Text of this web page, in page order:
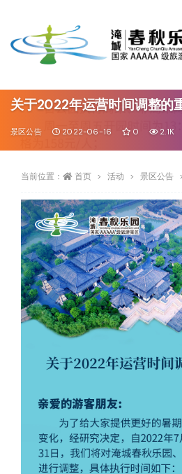
关于2022年运营时间调整的
景区公告 2022-06-16 0 2.1K
当前位置： 首页 活动 景区公告